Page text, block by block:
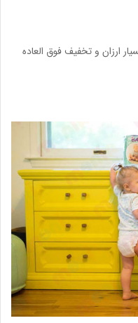
ارزان و تخفیف فوق العاده